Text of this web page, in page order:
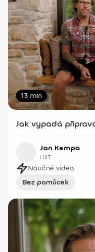
13 min
Jak vypadá
Jan Kempa
HIIT
Náučné video
Bez pomůcek